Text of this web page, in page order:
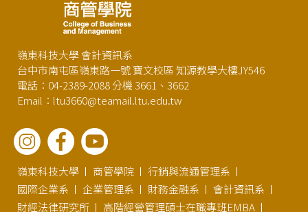
嶺東科技大學 會計資訊系
台中市南屯區嶺東路一號 寶文校區 知源教學大樓JY546
電話：04-2389-2088 分機 3661、3662
Email：ltu3660@teamail.ltu.edu.tw
嶺東科技大學 商管學院
行銷與流通管理系
國際企業系
企業管理系 財務金融系
會計資訊系
財經法律研究所
高階經營管理碩士在職專班EMBA